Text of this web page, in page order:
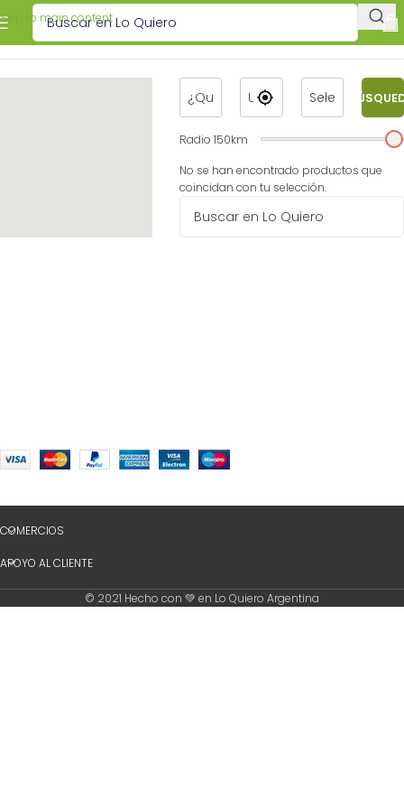
Skip to main content
Radio150km
No se han encontrado productos que
coincidan con tu selección.
COMERCIOS
APOYO AL CLIENTE
© 2021 Hecho con 💚 en Lo Quiero Argentina